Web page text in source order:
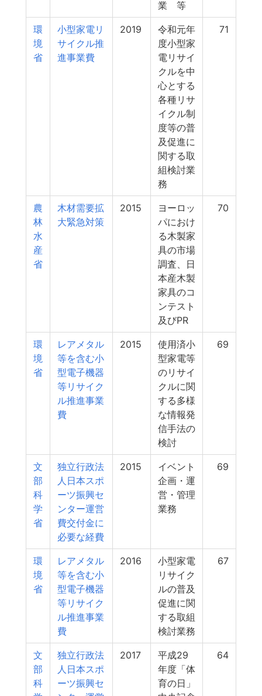
業 等
環
境
省
小型家電リ
サイクル推
進事業費
2019
令和元年
度小型家
電リサイ
クルを中
心とする
各種リサ
イクル制
度等の普
及促進に
関する取
組検討業
務
71
農
林
水
産
省
木材需要拡
大緊急対策
2015
ヨーロッ
パにおけ
る木製家
具の市場
調査、日
本産木製
家具のコ
ンテスト
及びPR
70
環
境
省
レアメタル
等を含む小
型電子機器
等リサイク
ル推進事業
費
2015
使用済小
型家電等
のリサイ
クルに関
する多様
な情報発
信手法の
検討
69
文
部
科
学
省
独立行政法
人日本スポ
ーツ振興セ
ンター運営
費交付金に
必要な経費
2015
イベント
企画・運
営・管理
業務
69
環
境
省
レアメタル
等を含む小
型電子機器
等リサイク
ル推進事業
費
2016
小型家電
リサイク
ルの普及
促進に関
する取組
検討業務
67
文
部
科
独立行政法
人日本スポ
ーツ振興セ
2017
平成29
年度「体
育の日」
64